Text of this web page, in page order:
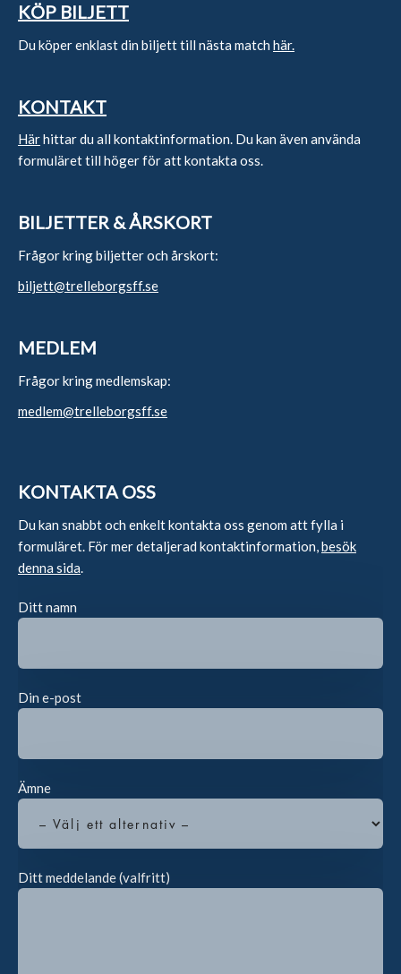
KÖP BILJETT
Du köper enklast din biljett till nästa match här.
KONTAKT
Härhittar du all kontaktinformation. Du kan även använda
formuläret till höger för att kontakta oss.
BILJETTER & ÅRSKORT
Frågor kring biljetter och årskort:
biljett@trelleborgsff.se
MEDLEM
Frågor kring medlemskap:
medlem@trelleborgsff.se
KONTAKTA OSS
Du kan snabbt och enkelt kontakta oss genom att fylla i
formuläret. För mer detaljerad kontaktinformation, besök
denna sida
Ditt namn
Din e-post
Ämne
Ditt meddelande (valfritt)